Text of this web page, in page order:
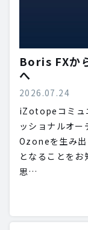
Boris FXか
へ
2026.07.24
iZotopeコミュ
ッショナルオー
Ozoneを生み
となることをお
思…